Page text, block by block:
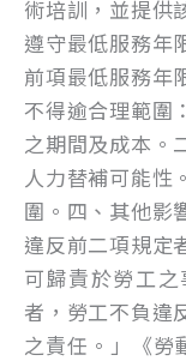
術培訓，並提供
遵守最低服務年
前項最低服務年
不得逾合理範圍
之期間及成本。
人力替補可能性
圍。四、其他影
違反前二項規定
可歸責於勞工
者，勞工不負違
之責任。」《勞